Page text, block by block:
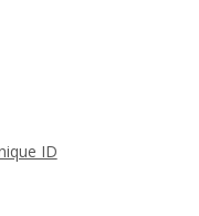
ID